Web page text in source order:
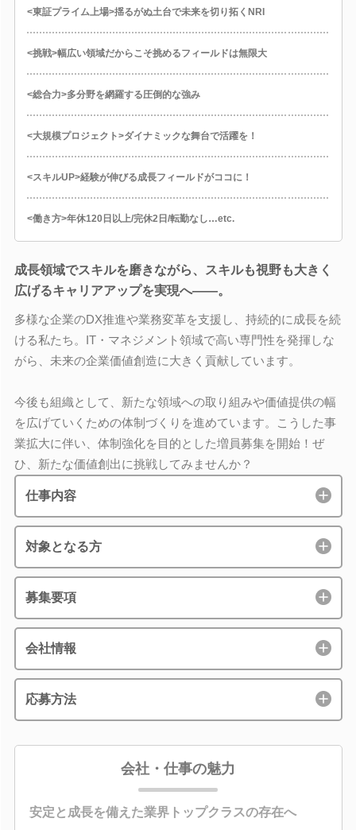
<東証プライム上場>揺るがぬ土台で未来を切り拓くNRI
<挑戦>幅広い領域だからこそ挑めるフィールドは無限大
<総合力>多分野を網羅する圧倒的な強み
<大規模プロジェクト>ダイナミックな舞台で活躍を！
<スキルUP>経験が伸びる成長フィールドがココに！
<働き方>年休120日以上/完休2日/転勤なし…etc.
成長領域でスキルを磨きながら、スキルも視野も大きく
広げるキャリアアップを実現へ――。
多様な企業のDX推進や業務変革を支援し、持続的に成長を続
ける私たち。IT・マネジメント領域で高い専門性を発揮しな
がら、未来の企業価値創造に大きく貢献しています。
今後も組織として、新たな領域への取り組みや価値提供の幅
を広げていくための体制づくりを進めています。こうした事
業拡大に伴い、体制強化を目的とした増員募集を開始！ぜ
ひ、新たな価値創出に挑戦してみませんか？
仕事内容
対象となる方
募集要項
会社情報
応募方法
会社・仕事の魅力
安定と成長を備えた業界トップクラスの存在へ